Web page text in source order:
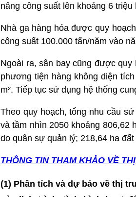
nâng công suất lên khoảng 6 triệu
Nhà ga hàng hóa được quy
công suất 100.000 tấn/năm vào
Ngoài ra, sân bay cũng được
phương tiện hàng không diện
m². Tiếp tục sử dụng hệ thống
Theo quy hoạch, tổng nhu cầu
và tầm nhìn 2050 khoảng 806,62
do quân sự quản lý; 218,64 ha
THÔNG TIN THAM KHẢO VỀ
(1) Phân tích và dự báo về thị